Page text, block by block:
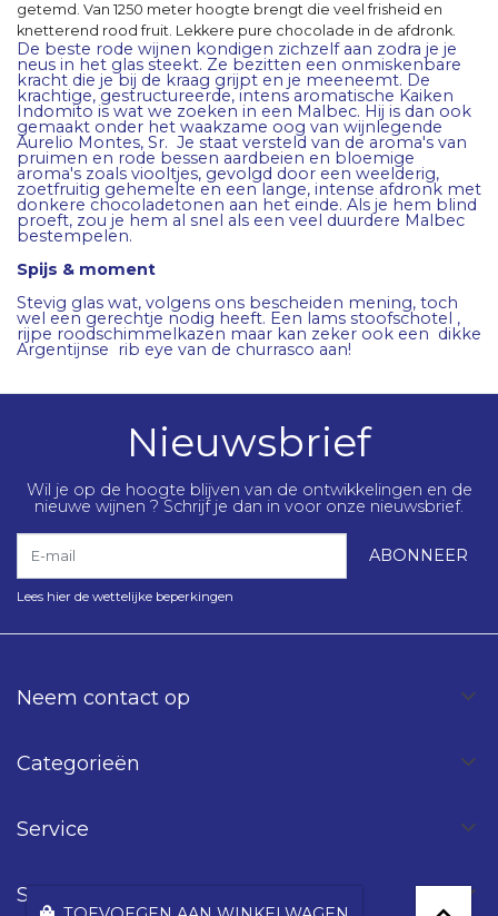
getemd. Van 1250 meter hoogte brengt die veel frisheid en
knetterend rood fruit. Lekkere pure chocolade in de afdronk.
De beste rode wijnen kondigen zichzelf aan zodra je je
neus in het glas steekt. Ze bezitten een onmiskenbare
kracht die je bij de kraag grijpt en je meeneemt. De
krachtige, gestructureerde, intens aromatische Kaiken
Indomito is wat we zoeken in een Malbec. Hij is dan ook
gemaakt onder het waakzame oog van wijnlegende
Aurelio Montes, Sr. Je staat versteld van de aroma's van
pruimen en rode bessen aardbeien en bloemige
aroma's zoals viooltjes, gevolgd door een weelderig,
zoetfruitig gehemelte en een lange, intense afdronk met
donkere chocoladetonen aan het einde. Als je hem blind
proeft, zou je hem al snel als een veel duurdere Malbec
bestempelen.
Spijs & moment
Stevig glas wat, volgens ons bescheiden mening, toch
wel een gerechtje nodig heeft. Een lams stoofschotel ,
rijpe roodschimmelkazen maar kan zeker ook een dikke
Argentijnse rib eye van de churrasco aan!
Nieuwsbrief
Wil je op de hoogte blijven van de ontwikkelingen en de
nieuwe wijnen ? Schrijf je dan in voor onze nieuwsbrief.
ABONNEER
Lees hier de wettelijke beperkingen
Neem contact op
Categorieën
Service
Spinning Wines